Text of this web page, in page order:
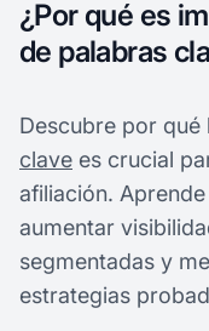
¿Por qué es
de palabras
Descubre por qué
clave es crucial
afiliación.
aumentar
segmentadas y
estrategias